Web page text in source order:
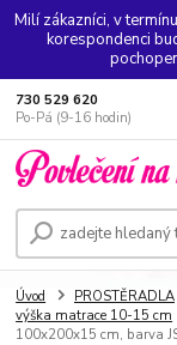
Milí zákazníci, v
korespondenci
730 529 620
Po-Pá (9-16 hodin)
Úvod PROSTĚRADLA
výška matrace 10-15 cm
100x200x15 cm, barva